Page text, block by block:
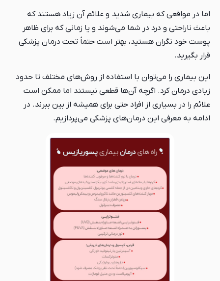
اما در مواقعی که بیماری شدید و علائم آن زیاد هستند که
باعث ناراحتی و درد در شما می‌شوند و یا زمانی که برای ظاهر
پوست خود نگران هستید، بهتر است حتماً تحت درمان پزشکی
قرار بگیرید.
این بیماری را می‌توان با استفاده از روش‌های مختلف تا حدود
زیادی درمان کرد. اگرچه آن‌ها قطعی نیستند اما ممکن است
علائم را در بسیاری از افراد حتی برای همیشه از بین ببرند. در
ادامه به معرفی این درمان‌های پزشکی می‌پردازیم.